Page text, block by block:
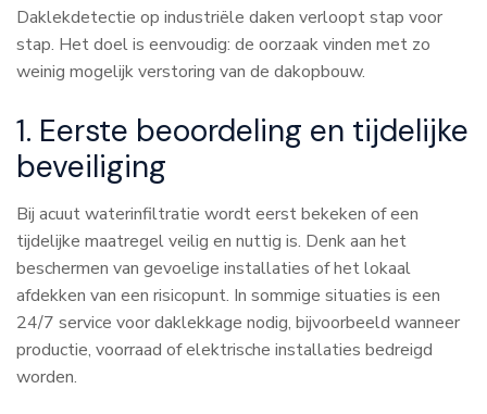
Daklekdetectie op industriële daken verloopt stap voor
stap. Het doel is eenvoudig: de oorzaak vinden met zo
weinig mogelijk verstoring van de dakopbouw.
1. Eerste beoordeling en tijdelijke
beveiliging
Bij acuut waterinfiltratie wordt eerst bekeken of een
tijdelijke maatregel veilig en nuttig is. Denk aan het
beschermen van gevoelige installaties of het lokaal
afdekken van een risicopunt. In sommige situaties is een
24/7 service voor daklekkage nodig, bijvoorbeeld wanneer
productie, voorraad of elektrische installaties bedreigd
worden.